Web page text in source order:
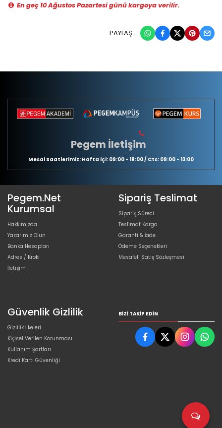
En geç 10 Ağustos Pazartesi günü kargoya verilir.
PAYLAŞ :
Pegem İletişim
Mesai Saatlerimiz: Hafta içi: 09:00 - 18:00 / Cts: 09:00 - 13:00
Pegem.Net
Kurumsal
Hakkımızda
Yazarımız Olun
Banka Hesapları
Adres / Kroki
İletişim
Sipariş Teslimat
Sipariş Süreci
Teslimat Kargo
Garanti & İade
Ödeme Seçenekleri
Mesafeli Satış Sözleşmesi
Güvenlik Gizlilik
Gizlilik İlkeleri
Kişisel Verilen Korunması
Kullanım Şartları
Kredi Kartı Güvenliği
BIZI TAKIP EDIN